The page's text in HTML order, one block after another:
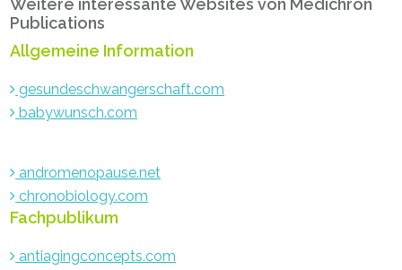
Sidebar
Weitere interessante Websites von Medichron
Publications
Allgemeine Information
gesundeschwangerschaft.com
babywunsch.com
andromenopause.net
chronobiology.com
Fachpublikum
antiagingconcepts.com